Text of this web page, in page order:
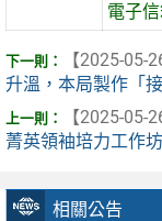
相關公告
電子
【2025-05-
升溫，本局製作「
【2025-05-
菁英領袖培力工作